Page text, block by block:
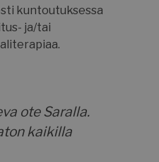
kuntoutuksessa
ja/tai
ote Saralla.
kaikilla